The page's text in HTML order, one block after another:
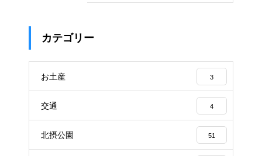
カテゴリー
お土産 3
交通 4
北摂公園 51